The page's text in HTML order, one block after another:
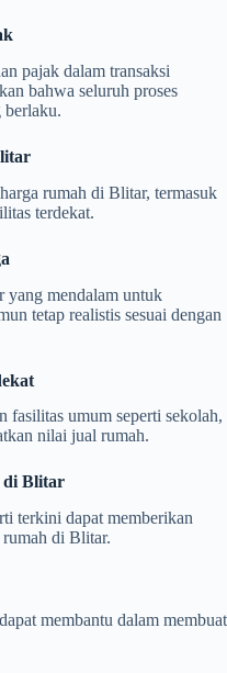
pajak dalam transaksi
bahwa seluruh proses
berlaku.
rumah di Blitar, termasuk
terdekat.
yang mendalam untuk
tetap realistis sesuai dengan
fasilitas umum seperti sekolah,
nilai jual rumah.
di Blitar
terkini dapat memberikan
di Blitar.
membantu dalam membuat